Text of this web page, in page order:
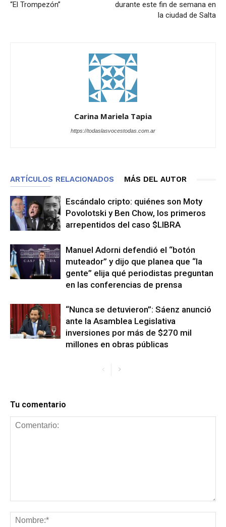
“El Trompezón”
durante este fin de semana en
la ciudad de Salta
Carina Mariela Tapia
https://todaslasvocestodas.com.ar
ARTÍCULOS RELACIONADOS MÁS DEL AUTOR
Escándalo cripto: quiénes son Moty
Povolotski y Ben Chow, los primeros
arrepentidos del caso $LIBRA
Manuel Adorni defendió el “botón
muteador” y dijo que planea que “la
gente” elija qué periodistas preguntan
en las conferencias de prensa
“Nunca se detuvieron”: Sáenz anunció
ante la Asamblea Legislativa
inversiones por más de $270 mil
millones en obras públicas
Tu comentario